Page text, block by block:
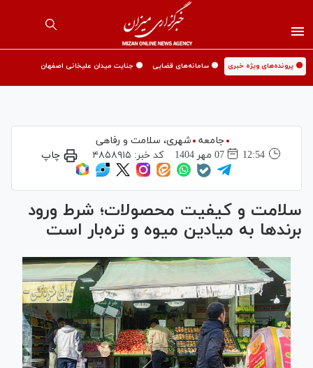
🟡 پرونده‌های ویژه خبری 🟡 سامانه‌های قضایی 🟡 جنایت میدان علیخانی اصفهان
جامعه
شهری،‌ سلامت و رفاهی
12:54
07 مهر 1404 کد خبر: ۴۸۵۸۹۱۵ چاپ
سلامت و کیفیت محصولات؛ شرط ورود
برند‌ها به میادین میوه و تره‌بار است